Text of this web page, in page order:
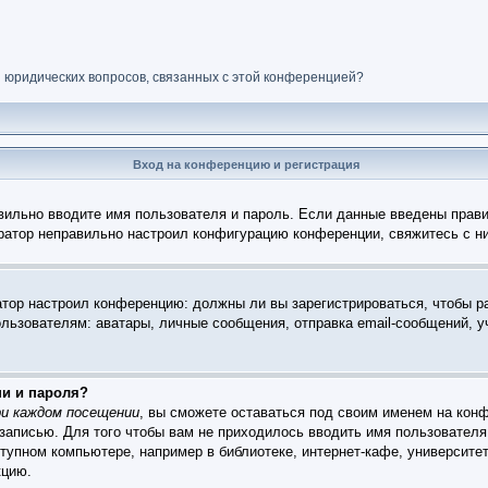
вопросов, связанных с этой конференцией?
Вход на конференцию и регистрация
вводите имя пользователя и пароль. Если данные введены
неправильно настроил конфигурацию конференции, свяжитесь с
настроил конференцию: должны ли вы зарегистрироваться,
аватары, личные сообщения, отправка email-сообщений,
и пароля?
каждом посещении, вы сможете оставаться под своим именем на
Для того чтобы вам не приходилось вводить имя
компьютере, например в библиотеке, интернет-кафе,